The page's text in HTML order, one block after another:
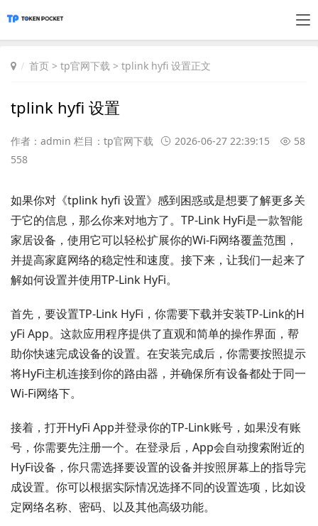
首页 > tp官网下载 > tplink hyfi 设置正文
tplink hyfi 设置
作者：admin 栏目： tp官网下载 2026-06-27 22:39:15
58
558
如果你对《tplink hyfi 设置》感到困惑或是想要了解更多关
于它的信息，那么你来对地方了。TP-Link HyFi是一款智能
家居设备，使用它可以轻松扩展你的Wi-Fi网络覆盖范围，
并提高家庭网络的稳定性和速度。接下来，让我们一起来了
解如何设置并使用TP-Link HyFi。
首先，要设置TP-Link HyFi，你需要下载并安装TP-Link的H
yFi App。这款应用程序提供了直观和简单的操作界面，帮
助你快速完成设备的设置。在安装完成后，你需要按照提示
将HyFi主机连接到你的路由器，并确保所有设备都处于同一
Wi-Fi网络下。
接着，打开HyFi App并登录你的TP-Link账号，如果没有账
号，你需要先注册一个。在登录后，App会自动搜索附近的
HyFi设备，你只需选择要设置的设备并按照屏幕上的指导完
成设置。你可以根据实际情况选择不同的设置选项，比如设
定网络名称、密码、以及其他高级功能。